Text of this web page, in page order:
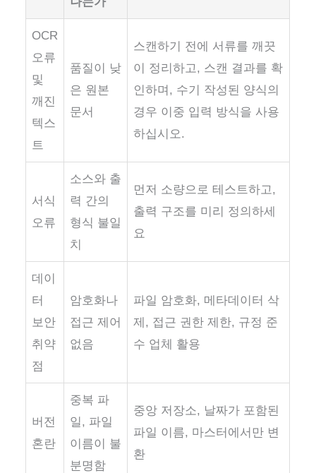
OCR
오류
및
깨진
텍스
트
품질이 낮
은 원본
문서
스캔하기 전에 서류를 깨끗
이 정리하고, 스캔 결과를 확
인하며, 수기 작성된 양식의
경우 이중 입력 방식을 사용
하십시오.
서식
오류
소스와 출
력 간의
형식 불일
치
먼저 소량으로 테스트하고,
출력 구조를 미리 정의하세
요
데이
터
보안
취약
점
암호화나
접근 제어
없음
파일 암호화, 메타데이터 삭
제, 접근 권한 제한, 규정 준
수 업체 활용
버전
혼란
중복 파
일, 파일
이름이 불
분명함
중앙 저장소, 날짜가 포함된
파일 이름, 마스터에서만 변
환